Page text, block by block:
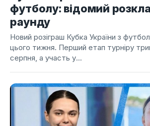
футболу: відомий
раунду
Новий розіграш Кубка України з
цього тижня. Перший етап турніру
серпня, а участь у...